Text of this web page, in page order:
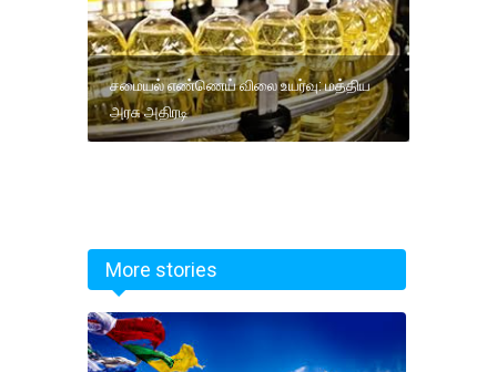
சமையல் எண்ணெய் விலை உயர்வு: மத்திய
அரசு அதிரடி
More stories